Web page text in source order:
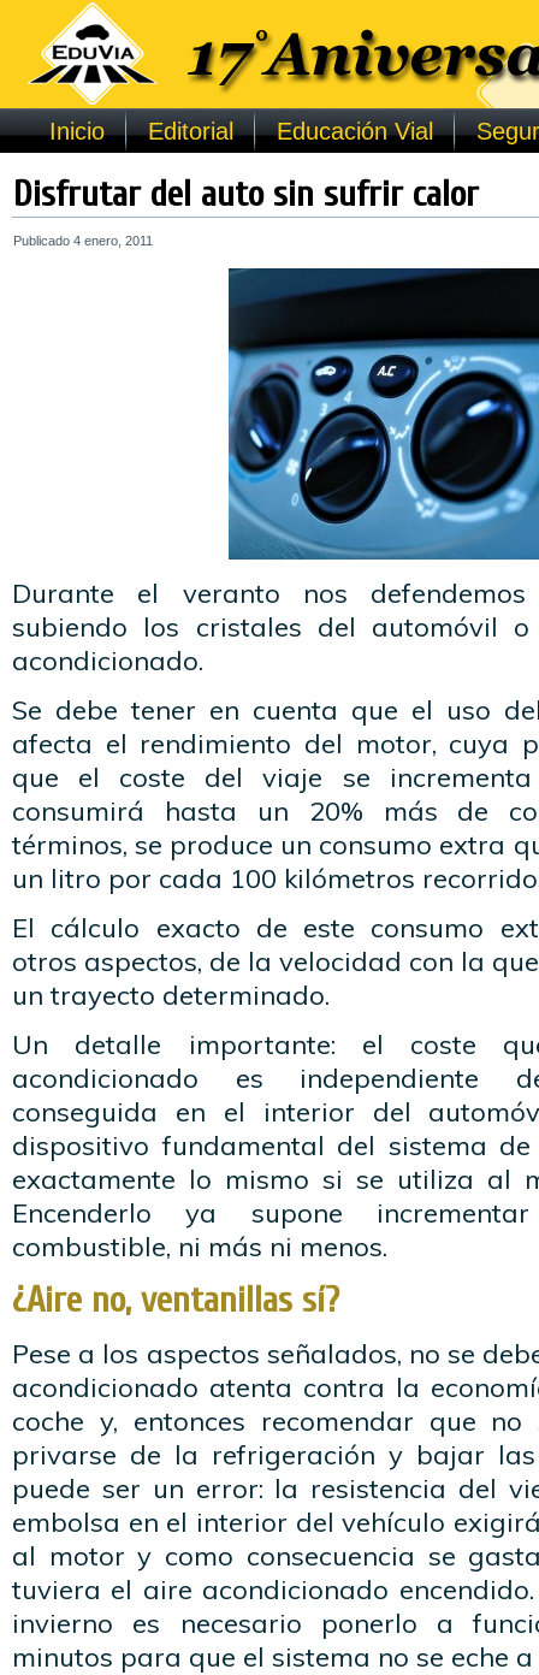
Inicio Editorial Educación Vial
Disfrutar del auto sin sufrir calor
Publicado 4 enero, 2011
Durante el veranto nos
subiendo los cristales del automóvil
acondicionado.
Se debe tener en cuenta que el uso
afecta el rendimiento del motor, cuya
que el coste del viaje se
consumirá hasta un 20% más de
términos, se produce un consumo extra
un litro por cada 100 kilómetros
El cálculo exacto de este consumo
otros aspectos, de la velocidad con la
un trayecto determinado.
Un detalle importante: el coste
acondicionado es independiente
conseguida en el interior del
dispositivo fundamental del sistema
exactamente lo mismo si se utiliza al
Encenderlo ya supone
combustible, ni más ni menos.
¿Aire no, ventanillas sí?
Pese a los aspectos señalados, no se
acondicionado atenta contra la
coche y, entonces recomendar que no
privarse de la refrigeración y bajar
puede ser un error: la resistencia del
embolsa en el interior del vehículo
al motor y como consecuencia se
tuviera el aire acondicionado
invierno es necesario ponerlo a
minutos para que el sistema no se eche